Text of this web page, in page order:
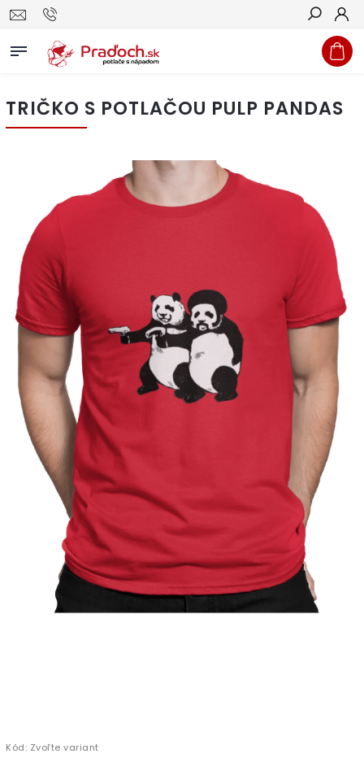
Hľadať
TRIČKO S POTLAČOU PULP PANDAS
Kód: Zvoľte variant